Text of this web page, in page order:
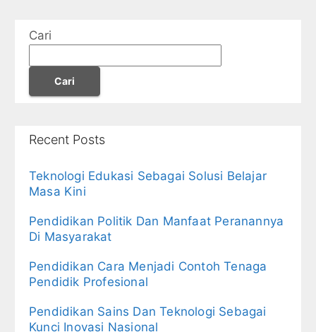
Cari
Cari
Recent Posts
Teknologi Edukasi Sebagai Solusi Belajar
Masa Kini
Pendidikan Politik Dan Manfaat Peranannya
Di Masyarakat
Pendidikan Cara Menjadi Contoh Tenaga
Pendidik Profesional
Pendidikan Sains Dan Teknologi Sebagai
Kunci Inovasi Nasional